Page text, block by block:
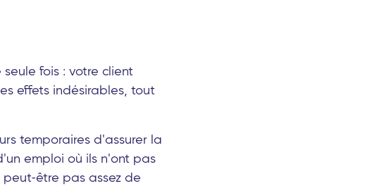
fois : votre client
effets indésirables, tout
temporaires d'assurer la
emploi où ils n'ont pas
peut-être pas assez de